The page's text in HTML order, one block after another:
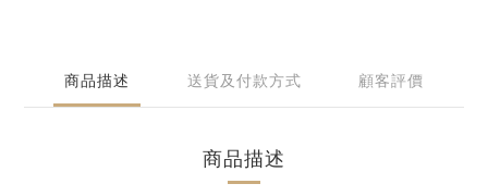
商品描述 送貨及付款方式 顧客評價
商品描述